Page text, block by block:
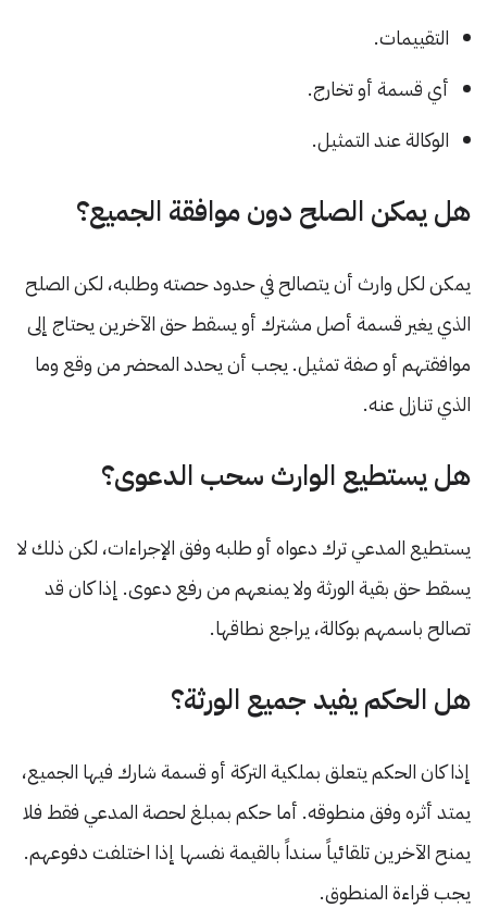
التقييمات.
أي قسمة أو تخارج.
الوكالة عند التمثيل.
هل يمكن الصلح دون موافقة الجميع؟
يمكن لكل وارث أن يتصالح في حدود حصته وطلبه، لكن الصلح
الذي يغير قسمة أصل مشترك أو يسقط حق الآخرين يحتاج إلى
موافقتهم أو صفة تمثيل. يجب أن يحدد المحضر من وقع وما
الذي تنازل عنه.
هل يستطيع الوارث سحب الدعوى؟
يستطيع المدعي ترك دعواه أو طلبه وفق الإجراءات، لكن ذلك لا
يسقط حق بقية الورثة ولا يمنعهم من رفع دعوى. إذا كان قد
تصالح باسمهم بوكالة، يراجع نطاقها.
هل الحكم يفيد جميع الورثة؟
إذا كان الحكم يتعلق بملكية التركة أو قسمة شارك فيها الجميع،
يمتد أثره وفق منطوقه. أما حكم بمبلغ لحصة المدعي فقط فلا
يمنح الآخرين تلقائياً سنداً بالقيمة نفسها إذا اختلفت دفوعهم.
يجب قراءة المنطوق.